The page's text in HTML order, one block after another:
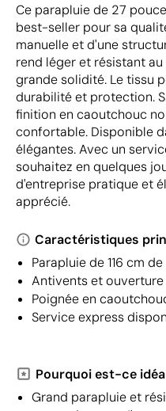
Ce parapluie de 27
best-seller pour sa
manuelle et d'une
rend léger et résistant
grande solidité. Le tissu
durabilité et protection.
finition en caoutchouc
confortable. Disponible
élégantes. Avec un
souhaitez en quelques
d'entreprise pratique et
apprécié.
Caractéristiques
Parapluie de 116 cm
Antivents et ouverture
Poignée en
Service express
Pourquoi est-ce
Grand parapluie et